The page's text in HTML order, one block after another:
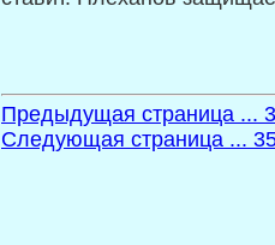
Предыдущая страница ...
Следующая страница ...